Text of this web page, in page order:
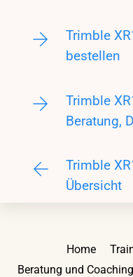
Trimble
bestellen
Trimble
Beratung,
Trimble
Übersicht
Home
Beratung und Coaching